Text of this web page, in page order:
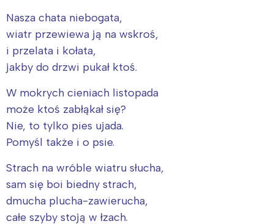
Nasza chata niebogata,
wiatr przewiewa ją na wskroś,
i przelata i kołata,
jakby do drzwi pukał ktoś.
W mokrych cieniach listopada
może ktoś zabłąkał się?
Nie, to tylko pies ujada.
Pomyśl także i o psie.
Strach na wróble wiatru słucha,
sam się boi biedny strach,
dmucha plucha-zawierucha,
całe szyby stoją w łzach.
Interesują mnie wydarzenia z
tego regionu:
Warszawa
Łódź